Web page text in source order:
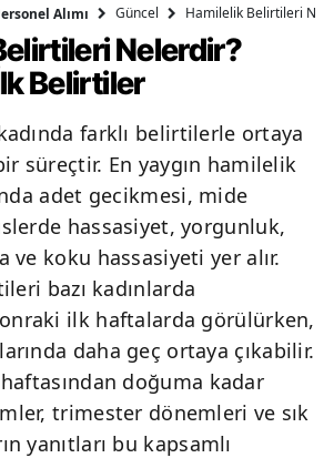
Alımı Güncel Hamilelik Belirtileri
Nelerdir?
Belirtiler
farklı belirtilerle ortaya
süreçtir. En yaygın hamilelik
adet gecikmesi, mide
hassasiyet, yorgunluk,
ve koku hassasiyeti yer alır.
bazı kadınlarda
ilk haftalarda görülürken,
daha geç ortaya çıkabilir.
doğuma kadar
trimester dönemleri ve sık
yanıtları bu kapsamlı